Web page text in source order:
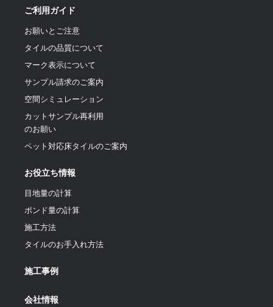
ご利用ガイド
お願いとご注意
タイルの品質について
マーク表示について
サンプル請求のご案内
空間シミュレーション
カットサンプル再利用
のお願い
ペット対応床タイルのご案内
お役立ち情報
目地量の計算
ポンド量の計算
施工方法
タイルのお手入れ方法
施工事例
会社情報